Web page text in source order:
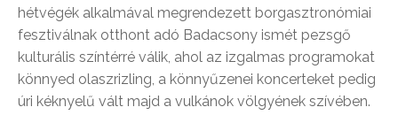
hétvégék alkalmával megrendezett borgasztronómiai
fesztiválnak otthont adó Badacsony ismét pezsgő
kulturális színtérré válik, ahol az izgalmas programokat
könnyed olaszrizling, a könnyűzenei koncerteket pedig
úri kéknyelű vált majd a vulkánok völgyének szívében.